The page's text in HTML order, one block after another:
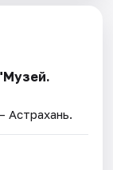
Астрахань.